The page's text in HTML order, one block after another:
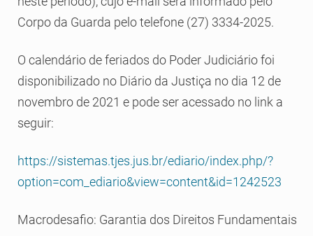
Corpo da Guarda pelo telefone (27) 3334-2025.
O calendário de feriados do Poder Judiciário foi
disponibilizado no Diário da Justiça no dia 12 de
novembro de 2021 e pode ser acessado no link a
seguir:
https://sistemas.tjes.jus.br/ediario/index.php/?
option=com_ediario&view=content&id=1242523
Macrodesafio: Garantia dos Direitos Fundamentais